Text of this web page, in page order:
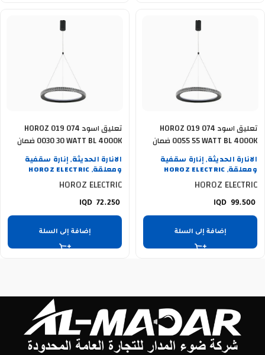
تعليق اسود HOROZ 019 074
0055 55 WATT BL 4000K ضمان
سنة
الانارة الحديثة, إنارة سقفية
ومعلقة,
HOROZ ELECTRIC
HOROZ ELECTRIC
99.500
إضافة إلى السلة
تعليق اسود HOROZ 019 074
0030 30 WATT BL 4000K ضمان
سنة
الانارة الحديثة, إنارة سقفية
ومعلقة,
HOROZ ELECTRIC
HOROZ ELECTRIC
72.250
إضافة إلى السلة